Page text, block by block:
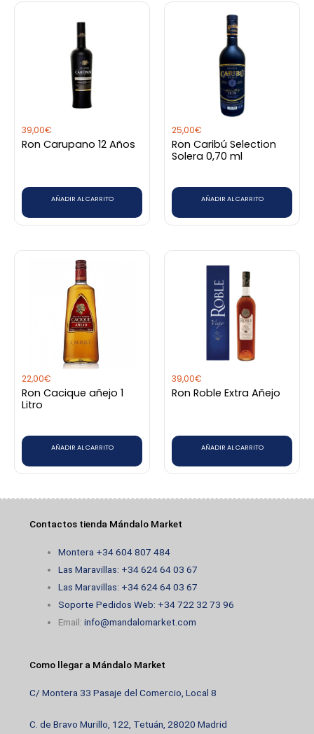
39,00€
Ron Carupano 12 Años
AÑADIR AL CARRITO
25,00€
Ron Caribú Selection
Solera 0,70 ml
AÑADIR AL CARRITO
22,00€
Ron Cacique añejo 1
Litro
AÑADIR AL CARRITO
39,00€
Ron Roble Extra Añejo
AÑADIR AL CARRITO
Contactos tienda Mándalo Market
Montera +34 604 807 484
Las Maravillas: +34 624 64 03 67
Las Maravillas: +34 624 64 03 67
Soporte Pedidos Web: +34 722 32 73 96
Email:info@mandalomarket.com
Como llegar a Mándalo Market
C/ Montera 33 Pasaje del Comercio, Local 8
C. de Bravo Murillo, 122, Tetuán, 28020 Madrid